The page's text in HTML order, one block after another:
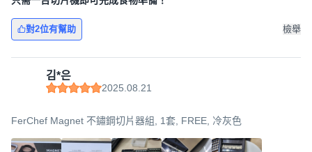
對2位有幫助 檢舉
김*은
2025.08.21
FerChef Magnet 不鏽鋼切片器組, 1套, FREE, 冷灰色